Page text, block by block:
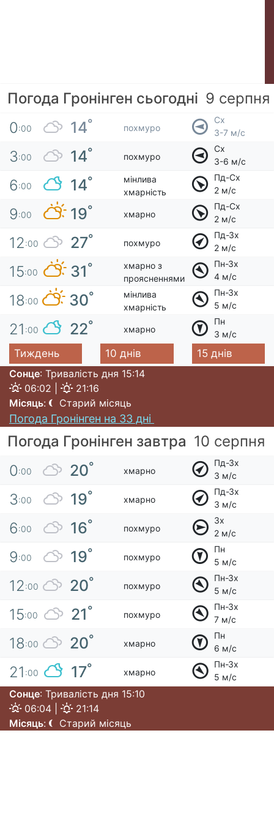
Погода Гронінген сьогодні 9 серпня
0:00 14° похмуро
Сх
3-7 м/с
3:00 14° похмуро
Сх
3-6 м/с
6:00 14°
мінлива
хмарність
Пд-Сх
2 м/с
9:00 19° хмарно
Пд-Сх
2 м/с
12:00 27° похмуро
Пд-Зх
2 м/с
15:00 31°
хмарно з
проясненнями
Пн-Зх
4 м/с
18:00 30°
мінлива
хмарність
Пн-Зх
5 м/с
21 :00 22° хмарно
Пн
3 м/с
Тиждень 10 днів
15 днів
Сонце: Тривалість дня 15:14
06:02 |
21:16
Місяць: Старий місяць
Погода Гронінген на 33 дні
Погода Гронінген завтра 10 серпня
0:00 20° хмарно
Пд-Зх
3 м/с
3:00 19° хмарно
Пд-Зх
3 м/с
6:00 16° похмуро
Зх
2 м/с
9:00 19° похмуро
Пн
5 м/с
12:00 20° похмуро
Пн-Зх
5 м/с
15:00 21° похмуро
Пн-Зх
7 м/с
18:00 20° хмарно
Пн
6 м/с
21 :00 17° хмарно
Пн-Зх
5 м/с
Сонце: Тривалість дня 15:10
06:04 |
21:14
Місяць: Старий місяць